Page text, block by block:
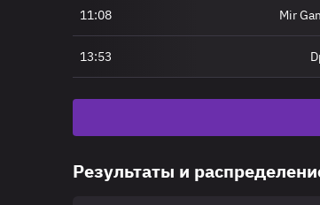
11:08 Mir
13:53
Результаты и